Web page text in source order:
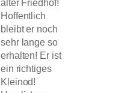
alter Friedhof!
Hoffentlich
bleibt er noch
sehr lange so
erhalten! Er ist
ein richtiges
Kleinod!